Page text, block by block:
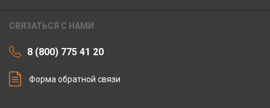
СВЯЗАТЬСЯ С НАМИ
8 (800) 775 41 20
Форма обратной связи